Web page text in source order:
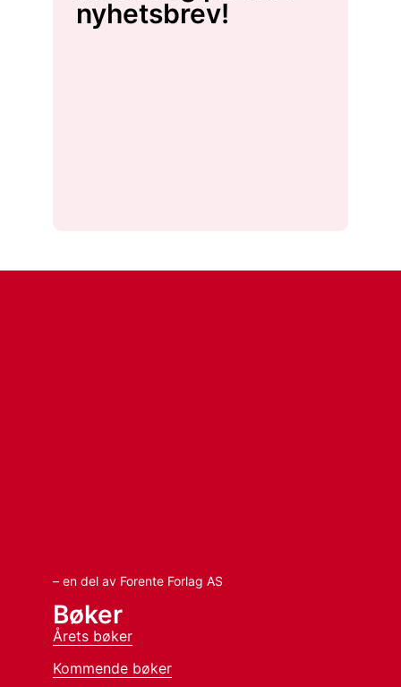
nyhetsbrev!
– en del av Forente Forlag AS
Bøker
Årets bøker
Kommende bøker